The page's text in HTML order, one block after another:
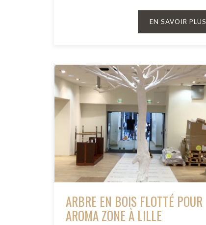
EN SAVOIR PLUS
ARBRE EN BOIS FLOTTÉ POUR
AROMA ZONE À LILLE